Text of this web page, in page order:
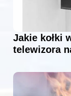
Jakie kołki
telewizora